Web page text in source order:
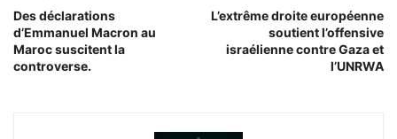
Des déclarations
d’Emmanuel Macron au
Maroc suscitent la
controverse.
L’extrême droite européenne
soutient l’offensive
israélienne contre Gaza et
l’UNRWA